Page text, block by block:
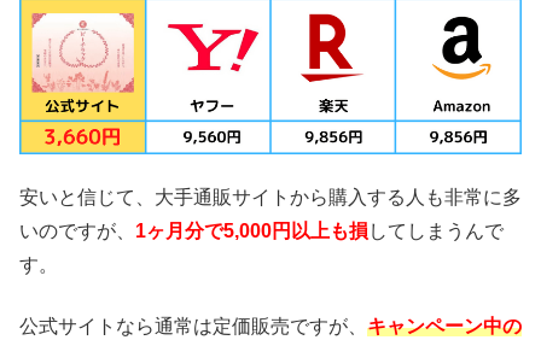
安いと信じて、大手通販サイトから購入する人も非常に多
いのですが、 1ヶ月分で5,000円以上も損 してしまうんで
す。
公式サイトなら通常は定価販売ですが、 キャンペーン中の